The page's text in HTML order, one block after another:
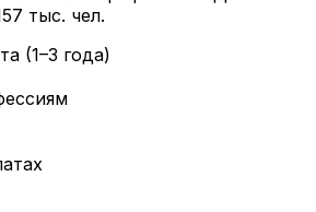
тыс. чел.
(1–3 года)